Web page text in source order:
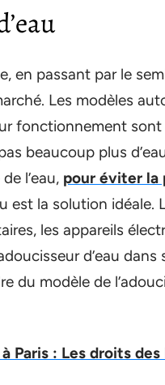
en passant par le
Les modèles
fonctionnement
beaucoup plus
l’eau, pour éviter la
est la solution idéale.
les appareils
d’eau
du modèle de
Paris : Les droits